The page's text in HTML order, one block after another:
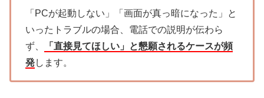
「PCが起動しない」「画面が真っ暗になった」と
いったトラブルの場合、電話での説明が伝わら
ず、
「直接見てほしい」と懇願されるケースが頻
発します。